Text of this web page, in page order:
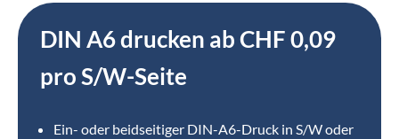
DIN A6 drucken ab CHF 0,09
pro S/W-Seite
Ein- oder beidseitiger DIN-A6-Druck in S/W oder